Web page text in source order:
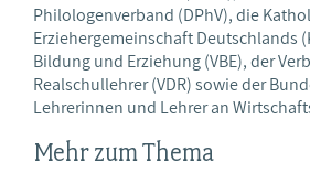
Philologenverband (DPhV), die
Erziehergemeinschaft Deutschlands
Bildung und Erziehung (VBE), der
Realschullehrer (VDR) sowie der
Lehrerinnen und Lehrer an
Mehr zum Thema